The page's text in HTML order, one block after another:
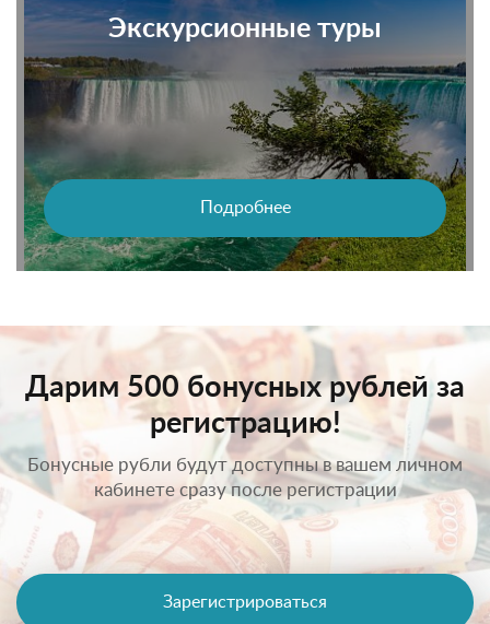
Экскурсионные туры
Подробнее
Дарим 500 бонусных рублей за
регистрацию!
Бонусные рубли будут доступны в вашем личном
кабинете сразу после регистрации
Зарегистрироваться